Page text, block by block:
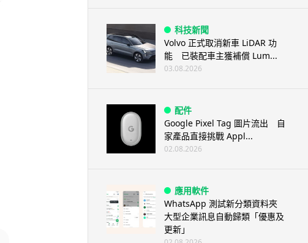
科技新聞
Volvo 正式取消新車 LiDAR 功
能 已裝配車主獲補償 Lum...
03.08.2026
配件
Google Pixel Tag 圖片流出 自
家產品直接挑戰 Appl...
02.08.2026
應用軟件
WhatsApp 測試新分類資料夾
大型企業訊息自動歸類「優惠及
更新」